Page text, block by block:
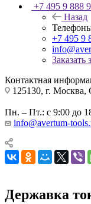
+7 495 9 888
Назад
+7 495 9
Заказать
Контактная
125130, г. Москва,
Пн. – Пт.: с 9:00 до
info@avertum-
Державка